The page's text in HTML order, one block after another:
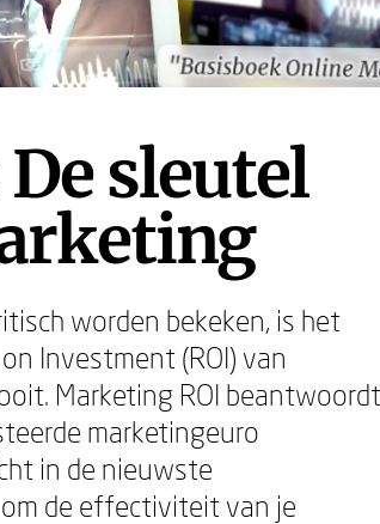
"Basisboek Online
"Basisboek Online
sleutel
worden bekeken, is het
Investment (ROI) van
Marketing ROI beantwoordt
marketingeuro
in de nieuwste
de effectiviteit van je